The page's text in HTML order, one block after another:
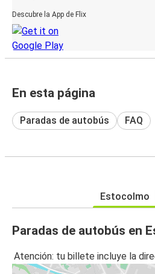
Descubre la App de Flix
En esta página
Paradas de autobús FAQ
Estocolmo
Paradas de autobús en
Atención: tu billete incluye la